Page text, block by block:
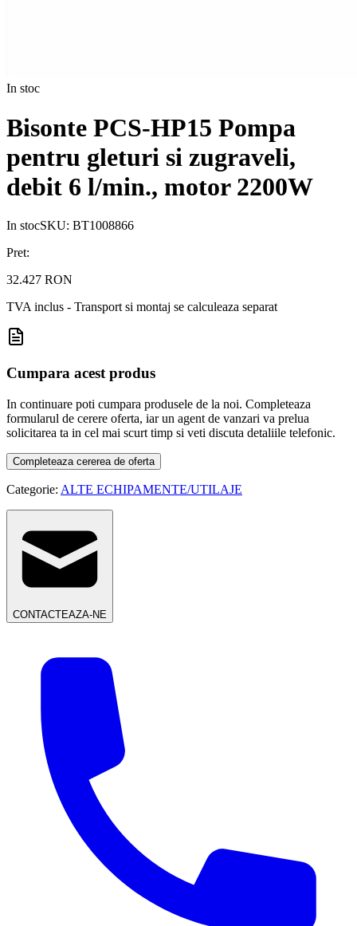
In stoc
Bisonte PCS-HP15 Pompa
pentru gleturi si zugraveli,
debit 6 l/min., motor 2200W
In stocSKU: BT1008866
Pret:
32.427 RON
TVA inclus - Transport si montaj se calculeaza separat
Cumpara acest produs
In continuare poti cumpara produsele de la noi. Completeaza
formularul de cerere oferta, iar un agent de vanzari va prelua
solicitarea ta in cel mai scurt timp si veti discuta detaliile telefonic.
Completeaza cererea de oferta
Categorie: ALTE ECHIPAMENTE/UTILAJE
CONTACTEAZA-NE